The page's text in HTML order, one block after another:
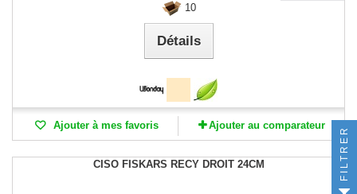
10
Détails
Ajouter à mes favoris Ajouter au comparateur
CISO FISKARS RECY DROIT 24CM FILTRER